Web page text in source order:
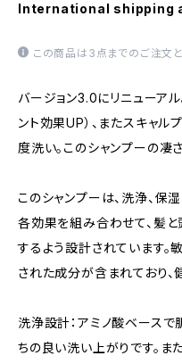
International shipping
この商品は3点までのご注文と
バージョン3.0にリニューアル
ント効果UP）、またスキャ
度洗い。このシャンプーの凄
このシャンプーは、洗浄、保
各効果を組み合わせて、髪
するよう設計されています
された成分が含まれており、
洗浄設計：アミノ酸ベースで
ちの良い洗い上がりです。ま